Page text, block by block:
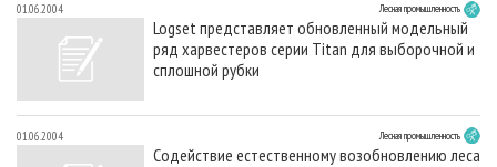
01.06.2004 Лесная промышленность
Logset представляет обновленный модельный
ряд харвестеров серии Titan для выборочной и
сплошной рубки
01.06.2004 Лесная промышленность
Содействие естественному возобновлению леса